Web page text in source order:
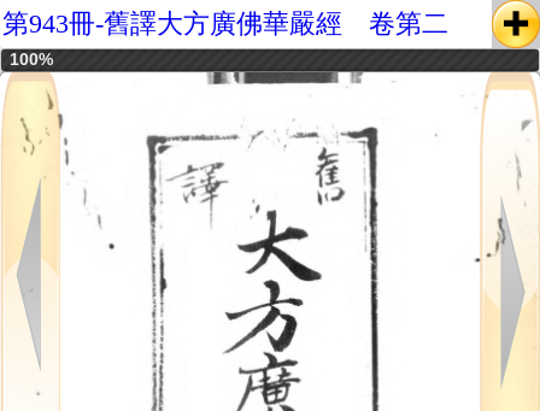
第943冊-舊譯大方廣佛華嚴經 卷第二
100%